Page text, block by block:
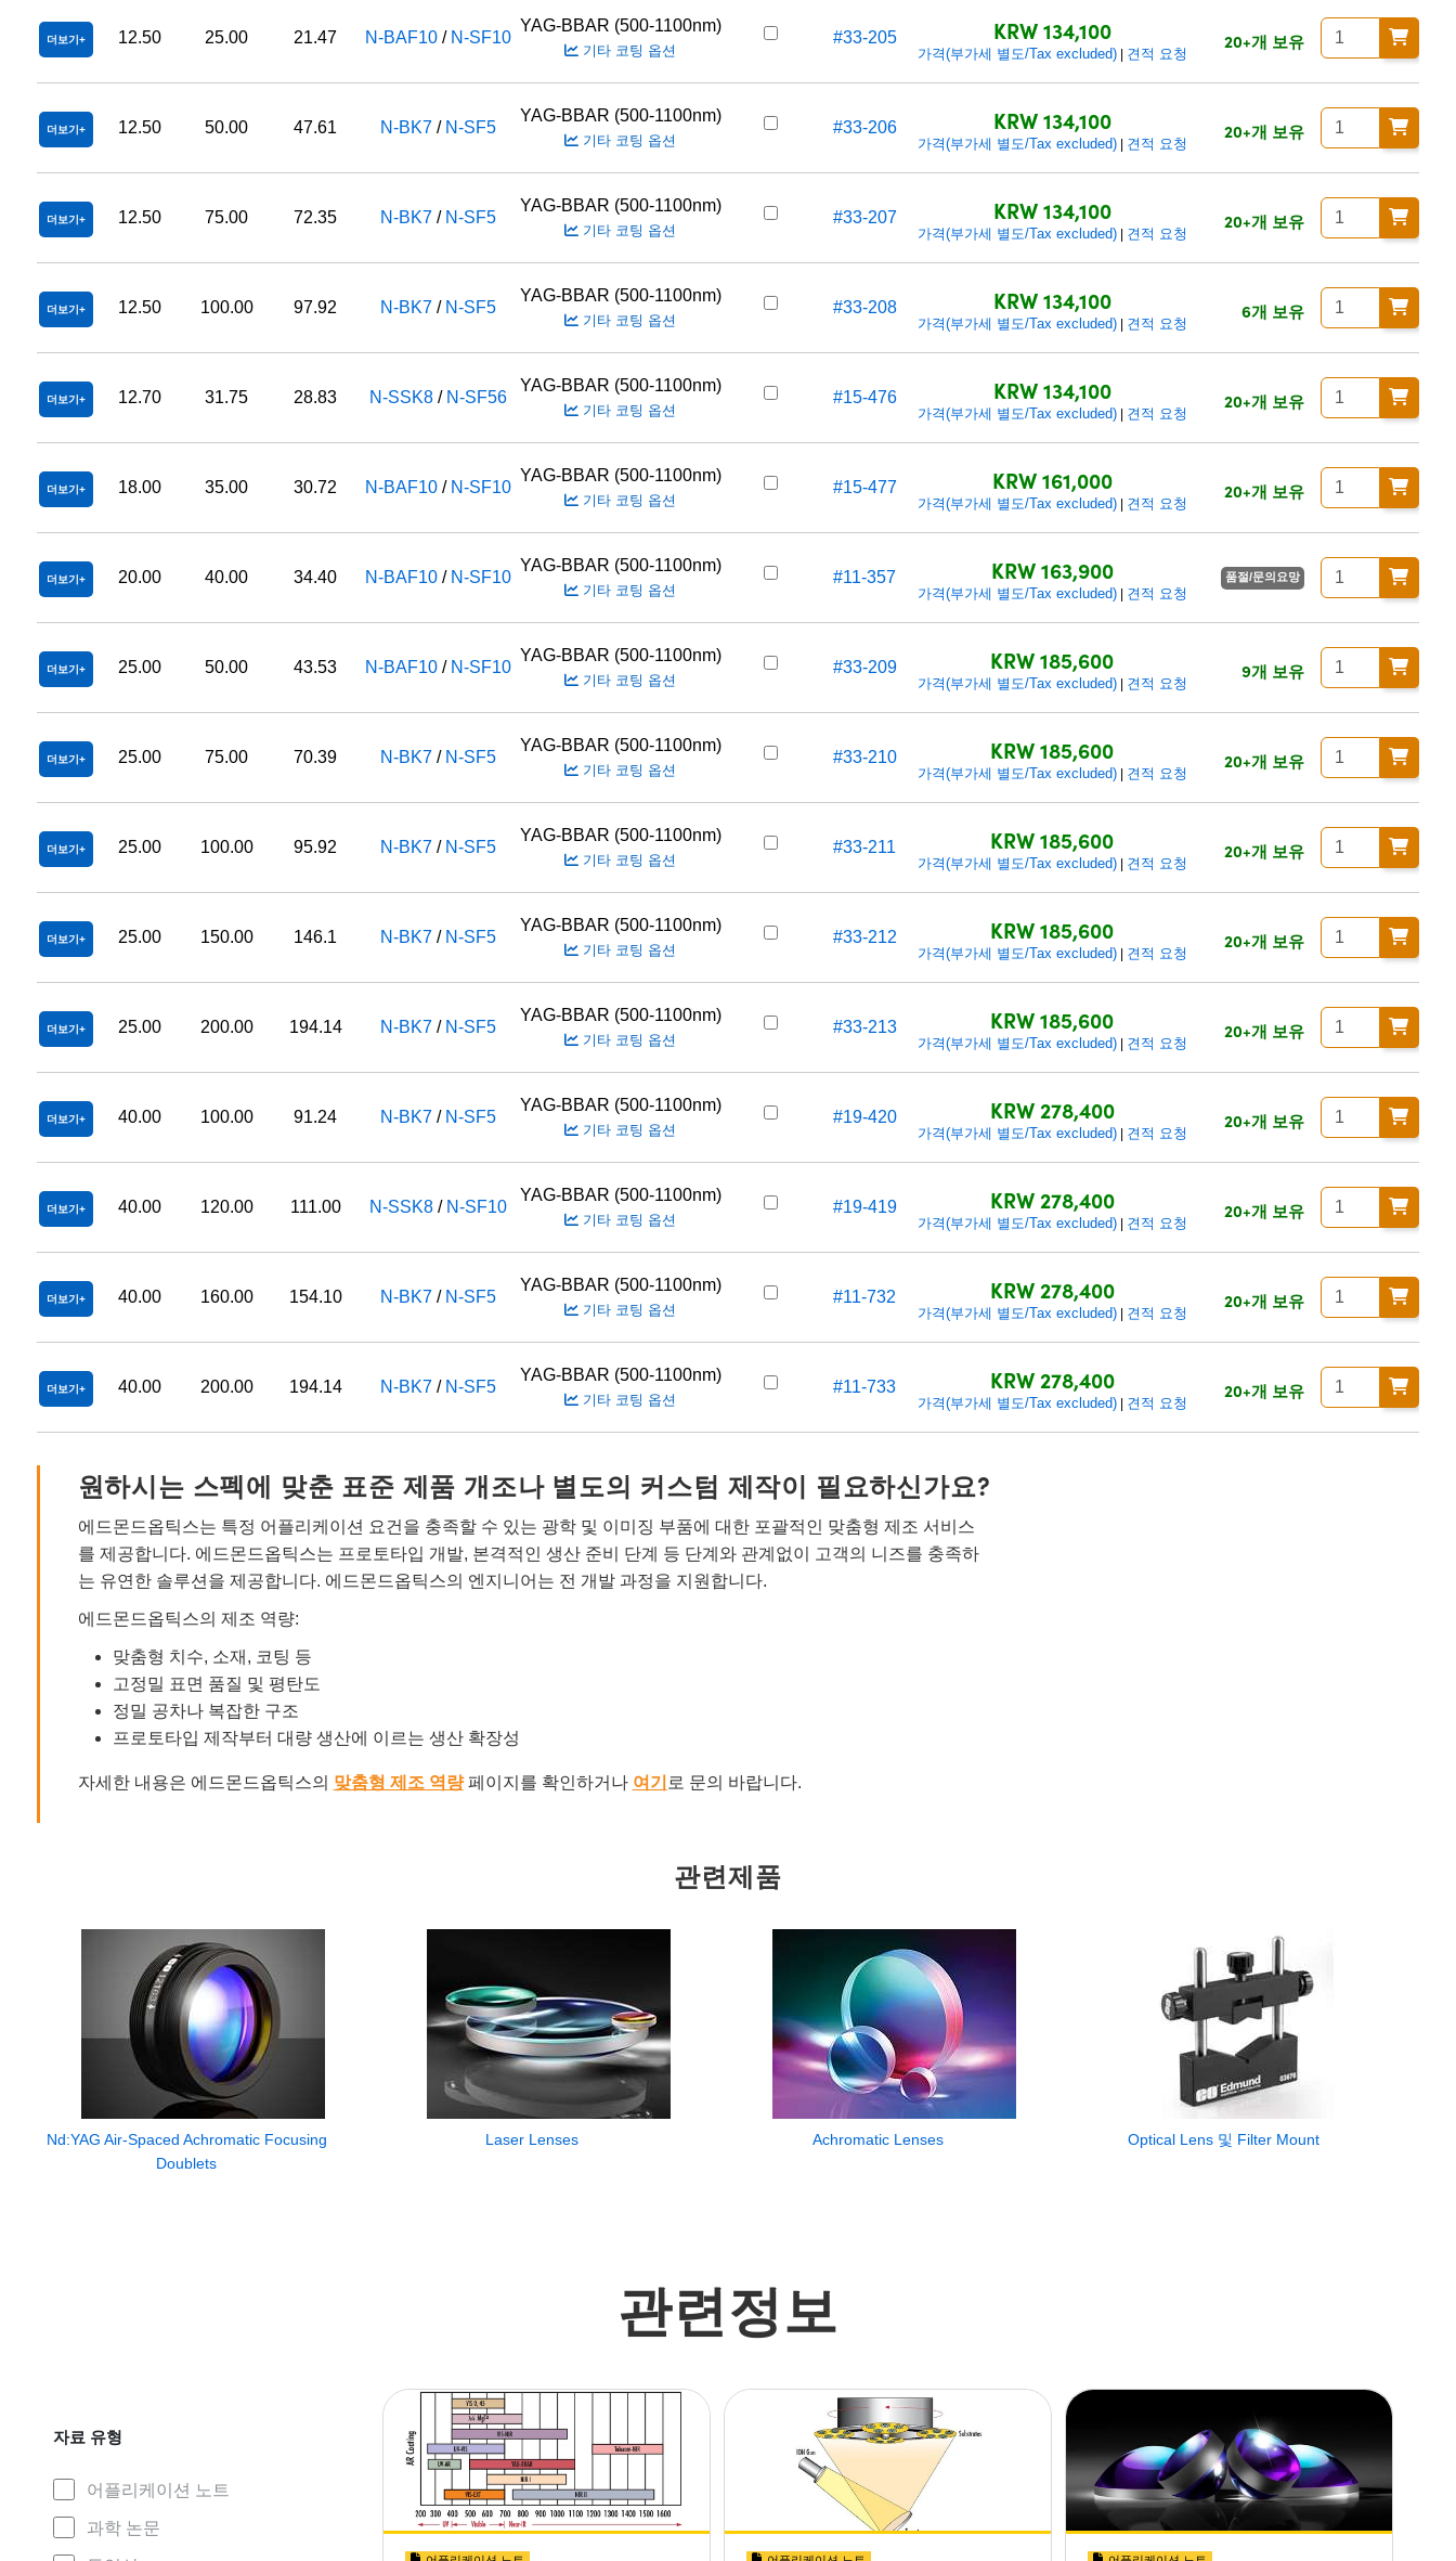
더보기 12.50 25.00 21.47 N-BAF10 / N-SF10
YAG-BBAR (500-1100nm)
기타 코팅 옵션
#33-205 KRW 134,100
가격(부가세 별도/Tax excluded)| 견적 요청
20+개 보유
더보기 12.50 50.00 47.61 N-BK7 / N-SF5
YAG-BBAR (500-1100nm)
기타 코팅 옵션
#33-206 KRW 134,100
가격(부가세 별도/Tax excluded)| 견적 요청
20+개 보유
더보기 12.50 75.00 72.35 N-BK7 / N-SF5
YAG-BBAR (500-1100nm)
기타 코팅 옵션
#33-207 KRW 134,100
가격(부가세 별도/Tax excluded)| 견적 요청
20+개 보유
더보기 12.50 100.00 97.92 N-BK7 / N-SF5
YAG-BBAR (500-1100nm)
기타 코팅 옵션
#33-208 KRW 134,100
가격(부가세 별도/Tax excluded)| 견적 요청
6개 보유
더보기 12.70 31.75 28.83 N-SSK8 / N-SF56
YAG-BBAR (500-1100nm)
기타 코팅 옵션
#15-476 KRW 134,100
가격(부가세 별도/Tax excluded)| 견적 요청
20+개 보유
더보기 18.00 35.00 30.72 N-BAF10 / N-SF10
YAG-BBAR (500-1100nm)
기타 코팅 옵션
#15-477 KRW 161,000
가격(부가세 별도/Tax excluded)| 견적 요청
20+개 보유
더보기 20.00 40.00 34.40 N-BAF10 / N-SF10
YAG-BBAR (500-1100nm)
기타 코팅 옵션
#11-357 KRW 163,900
가격(부가세 별도/Tax excluded)| 견적 요청
품절/문의요망
더보기 25.00 50.00 43.53 N-BAF10 / N-SF10
YAG-BBAR (500-1100nm)
기타 코팅 옵션
#33-209 KRW 185,600
가격(부가세 별도/Tax excluded)| 견적 요청
9개 보유
더보기 25.00 75.00 70.39 N-BK7 / N-SF5
YAG-BBAR (500-1100nm)
기타 코팅 옵션
#33-210 KRW 185,600
가격(부가세 별도/Tax excluded)| 견적 요청
20+개 보유
더보기 25.00 100.00 95.92 N-BK7 / N-SF5
YAG-BBAR (500-1100nm)
기타 코팅 옵션
#33-211 KRW 185,600
가격(부가세 별도/Tax excluded)| 견적 요청
20+개 보유
더보기 25.00 150.00 146.1 N-BK7 / N-SF5
YAG-BBAR (500-1100nm)
기타 코팅 옵션
#33-212 KRW 185,600
가격(부가세 별도/Tax excluded)| 견적 요청
20+개 보유
더보기 25.00 200.00 194.14 N-BK7 / N-SF5
YAG-BBAR (500-1100nm)
기타 코팅 옵션
#33-213 KRW 185,600
가격(부가세 별도/Tax excluded)| 견적 요청
20+개 보유
더보기 40.00 100.00 91.24 N-BK7 / N-SF5
YAG-BBAR (500-1100nm)
기타 코팅 옵션
#19-420 KRW 278,400
가격(부가세 별도/Tax excluded)| 견적 요청
20+개 보유
더보기 40.00 120.00 111.00 N-SSK8 / N-SF10
YAG-BBAR (500-1100nm)
기타 코팅 옵션
#19-419 KRW 278,400
가격(부가세 별도/Tax excluded)| 견적 요청
20+개 보유
더보기 40.00 160.00 154.10 N-BK7 / N-SF5
YAG-BBAR (500-1100nm)
기타 코팅 옵션
#11-732 KRW 278,400
가격(부가세 별도/Tax excluded)| 견적 요청
20+개 보유
더보기 40.00 200.00 194.14 N-BK7 / N-SF5
YAG-BBAR (500-1100nm)
기타 코팅 옵션
#11-733 KRW 278,400
가격(부가세 별도/Tax excluded)| 견적 요청
20+개 보유
원하시는 스펙에 맞춘 표준 제품 개조나 별도의 커스텀 제작이 필요하신가요?
에드몬드옵틱스는 특정 어플리케이션 요건을 충족할 수 있는 광학 및 이미징 부품에 대한 포괄적인 맞춤형 제조 서비스
를 제공합니다. 에드몬드옵틱스는 프로토타입 개발, 본격적인 생산 준비 단계 등 단계와 관계없이 고객의 니즈를 충족하
는 유연한 솔루션을 제공합니다. 에드몬드옵틱스의 엔지니어는 전 개발 과정을 지원합니다.
에드몬드옵틱스의 제조 역량:
맞춤형 치수, 소재, 코팅 등
고정밀 표면 품질 및 평탄도
정밀 공차나 복잡한 구조
프로토타입 제작부터 대량 생산에 이르는 생산 확장성
자세한 내용은 에드몬드옵틱스의 맞춤형 제조 역량페이지를 확인하거나 여기 로 문의 바랍니다.
관련제품
Nd:YAG Air-Spaced Achromatic Focusing
Doublets
Laser Lenses Achromatic Lenses Optical Lens 및 Filter Mount
관련정보
자료 유형
어플리케이션 노트
과학 논문